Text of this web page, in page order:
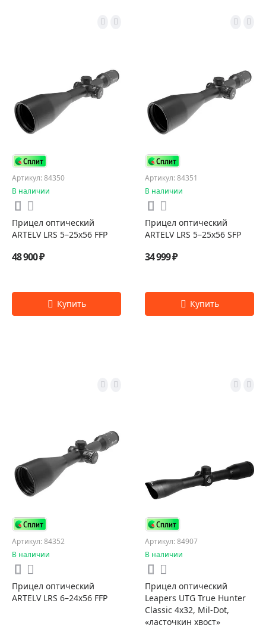
Артикул: 84350
В наличии
Прицел оптический
ARTELV LRS 5–25x56 FFP
48 900 ₽
Артикул: 84351
В наличии
Прицел оптический
ARTELV LRS 5–25x56 SFP
34 999 ₽
Артикул: 84352
В наличии
Прицел оптический
ARTELV LRS 6–24x56 FFP
Артикул: 84907
В наличии
Прицел оптический
Leapers UTG True Hunter
Classic 4x32, Mil-Dot,
«ласточкин хвост»